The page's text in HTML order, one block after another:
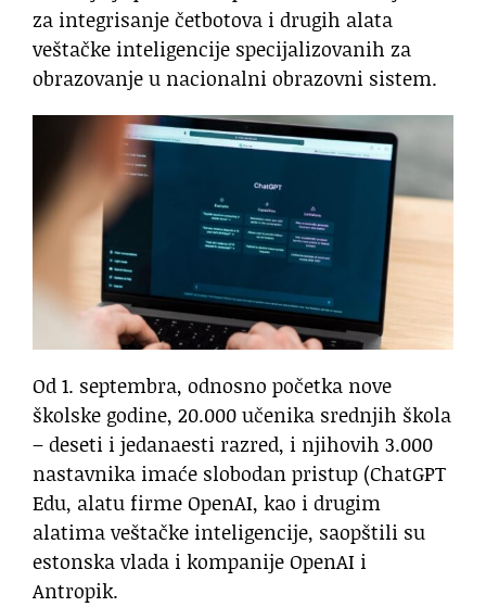
za integrisanje četbotova i drugih alata
veštačke inteligencije specijalizovanih za
obrazovanje u nacionalni obrazovni sistem.
Od 1. septembra, odnosno početka nove
školske godine, 20.000 učenika srednjih škola
– deseti i jedanaesti razred, i njihovih 3.000
nastavnika imaće slobodan pristup (ChatGPT
Edu, alatu firme OpenAI, kao i drugim
alatima veštačke inteligencije, saopštili su
estonska vlada i kompanije OpenAI i
Antropik.